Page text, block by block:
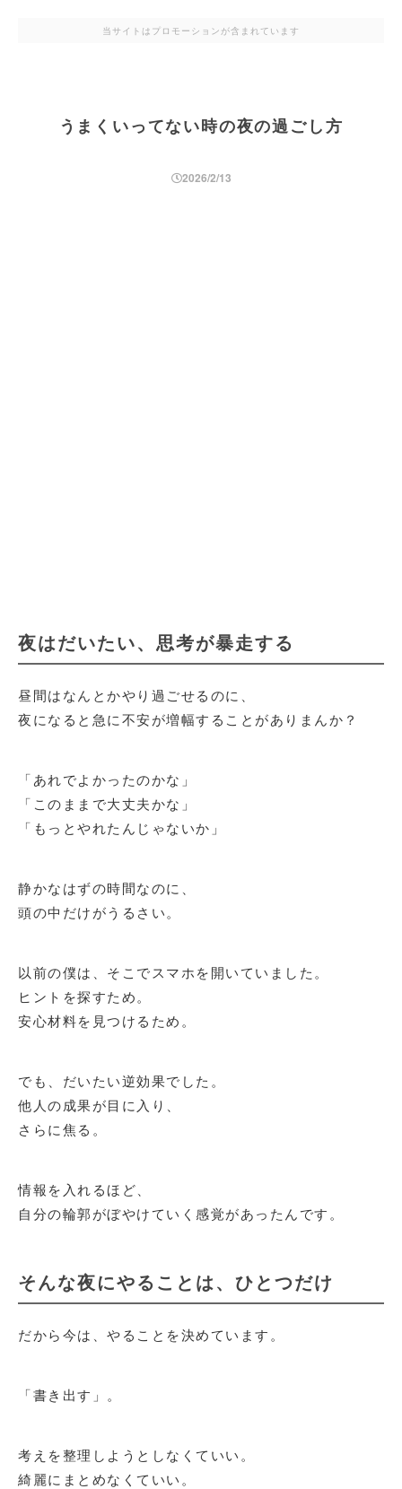
当サイトはプロモーションが含まれています
うまくいってない時の夜の過ごし方
2026/2/13
夜はだいたい、思考が暴走する
昼間はなんとかやり過ごせるのに、
夜になると急に不安が増幅することがありまんか？
「あれでよかったのかな」
「このままで大丈夫かな」
「もっとやれたんじゃないか」
静かなはずの時間なのに、
頭の中だけがうるさい。
以前の僕は、そこでスマホを開いていました。
ヒントを探すため。
安心材料を見つけるため。
でも、だいたい逆効果でした。
他人の成果が目に入り、
さらに焦る。
情報を入れるほど、
自分の輪郭がぼやけていく感覚があったんです。
そんな夜にやることは、ひとつだけ
だから今は、やることを決めています。
「書き出す」。
考えを整理しようとしなくていい。
綺麗にまとめなくていい。